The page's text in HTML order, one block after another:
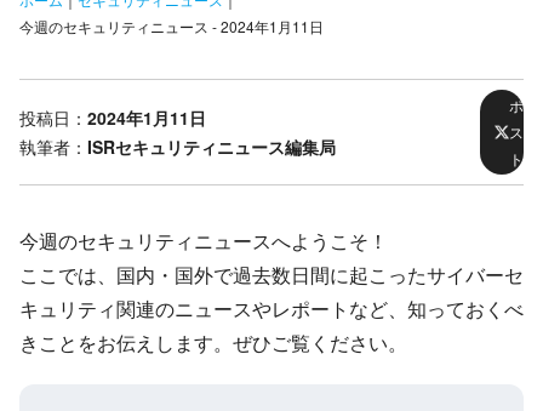
今週のセキュリティニュース - 2024年1月11日
投稿日： 2024年1月11日
執筆者： ISRセキュリティニュース編集局
ポ
ス
ト
今週のセキュリティニュースへようこそ！
ここでは、国内・国外で過去数日間に起こったサイバーセ
キュリティ関連のニュースやレポートなど、知っておくべ
きことをお伝えします。ぜひご覧ください。